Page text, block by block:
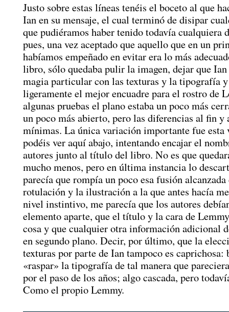
Justo sobre estas líneas tenéis el boceto al que
Ian en su mensaje, el cual terminó de disipar
que pudiéramos haber tenido todavía cualquiera
pues, una vez aceptado que aquello que en un
habíamos empeñado en evitar era lo más
libro, sólo quedaba pulir la imagen, dejar que
magia particular con las texturas y la tipografía
ligeramente el mejor encuadre para el rostro de
algunas pruebas el plano estaba un poco más
un poco más abierto, pero las diferencias al fin y
mínimas. La única variación importante fue esta
podéis ver aquí abajo, intentando encajar el
autores junto al título del libro. No es que
mucho menos, pero en última instancia lo
parecía que rompía un poco esa fusión
rotulación y la ilustración a la que antes hacía
nivel instintivo, me parecía que los autores
elemento aparte, que el título y la cara de
cosa y que cualquier otra información adicional
en segundo plano. Decir, por último, que la
texturas por parte de Ian tampoco es caprichosa:
«raspar» la tipografía de tal manera que
por el paso de los años; algo cascada, pero
Como el propio Lemmy.